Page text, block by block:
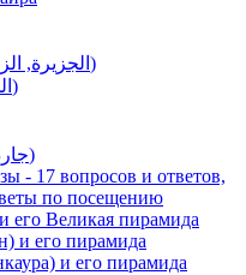
Гезира (Замалек) (الجزيرة, الزمالك)
Мухандисин (المهندسين)
Гарден Сити (جاردن سيتي)
- 17 вопросов и ответов,
по посещению
Великая пирамида
и его пирамида
и его пирамида